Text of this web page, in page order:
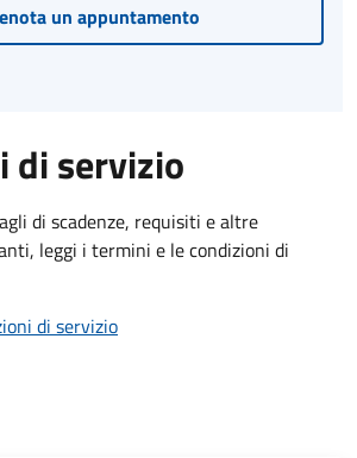
un appuntamento
di servizio
di scadenze, requisiti e altre
leggi i termini e le condizioni di
di servizio